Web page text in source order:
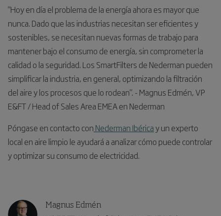
"Hoy en día el problema de la energía ahora es mayor que
nunca. Dado que las industrias necesitan ser eficientes y
sostenibles, se necesitan nuevas formas de trabajo para
mantener bajo el consumo de energía, sin comprometer la
calidad o la seguridad. Los SmartFilters de Nederman pueden
simplificar la industria, en general, optimizando la filtración
del aire y los procesos que lo rodean". - Magnus Edmén, VP
E&FT / Head of Sales Area EMEA en Nederman
Póngase en contacto con Nederman Ibéricay un experto
local en aire limpio le ayudará a analizar cómo puede controlar
y optimizar su consumo de electricidad.
Magnus Edmén